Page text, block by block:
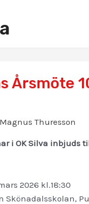
Årsmöte
Magnus Thuresson
i OK Silva inbjuds
2026 kl.18:30
Skönadalsskolan,